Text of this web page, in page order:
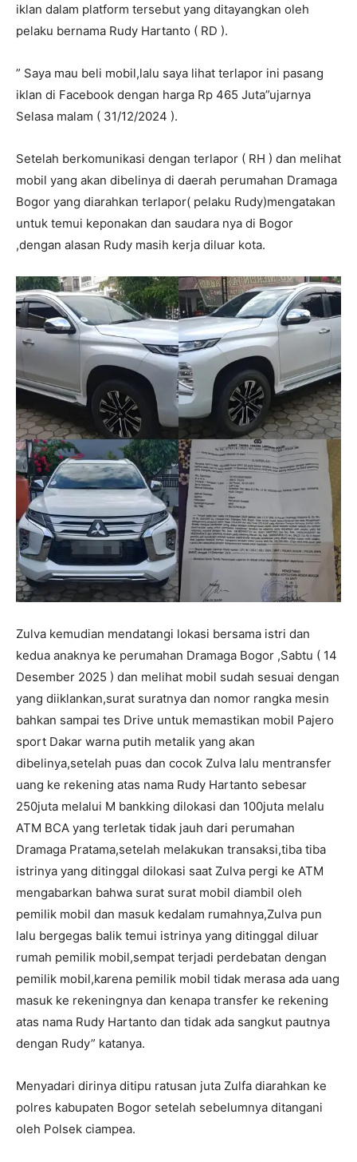
iklan dalam platform tersebut yang ditayangkan oleh
pelaku bernama Rudy Hartanto ( RD ).
” Saya mau beli mobil,lalu saya lihat terlapor ini pasang
iklan di Facebook dengan harga Rp 465 Juta”ujarnya
Selasa malam ( 31/12/2024 ).
Setelah berkomunikasi dengan terlapor ( RH ) dan melihat
mobil yang akan dibelinya di daerah perumahan Dramaga
Bogor yang diarahkan terlapor( pelaku Rudy)mengatakan
untuk temui keponakan dan saudara nya di Bogor
,dengan alasan Rudy masih kerja diluar kota.
Zulva kemudian mendatangi lokasi bersama istri dan
kedua anaknya ke perumahan Dramaga Bogor ,Sabtu ( 14
Desember 2025 ) dan melihat mobil sudah sesuai dengan
yang diiklankan,surat suratnya dan nomor rangka mesin
bahkan sampai tes Drive untuk memastikan mobil Pajero
sport Dakar warna putih metalik yang akan
dibelinya,setelah puas dan cocok Zulva lalu mentransfer
uang ke rekening atas nama Rudy Hartanto sebesar
250juta melalui M bankking dilokasi dan 100juta melalu
ATM BCA yang terletak tidak jauh dari perumahan
Dramaga Pratama,setelah melakukan transaksi,tiba tiba
istrinya yang ditinggal dilokasi saat Zulva pergi ke ATM
mengabarkan bahwa surat surat mobil diambil oleh
pemilik mobil dan masuk kedalam rumahnya,Zulva pun
lalu bergegas balik temui istrinya yang ditinggal diluar
rumah pemilik mobil,sempat terjadi perdebatan dengan
pemilik mobil,karena pemilik mobil tidak merasa ada uang
masuk ke rekeningnya dan kenapa transfer ke rekening
atas nama Rudy Hartanto dan tidak ada sangkut pautnya
dengan Rudy” katanya.
Menyadari dirinya ditipu ratusan juta Zulfa diarahkan ke
polres kabupaten Bogor setelah sebelumnya ditangani
oleh Polsek ciampea.